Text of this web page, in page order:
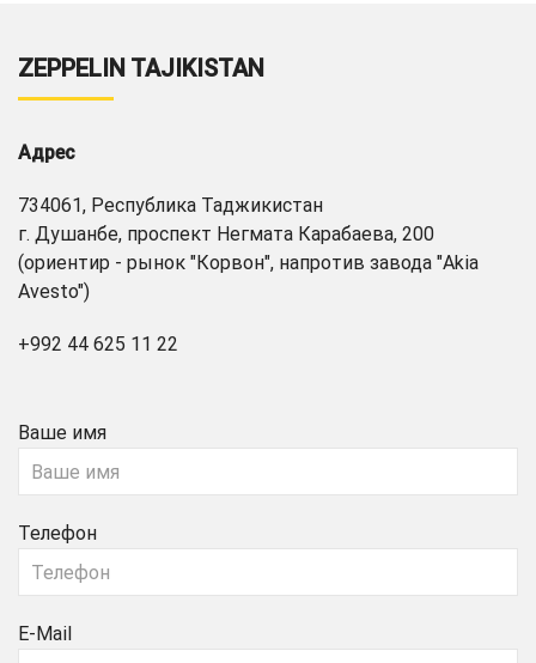
ZEPPELIN TAJIKISTAN
Адрес
734061, Республика Таджикистан
г. Душанбе, проспект Негмата Карабаева, 200
(ориентир - рынок "Корвон", напротив завода "Akia
Avesto")
+992 44 625 11 22
Ваше имя
Телефон
E-Mail